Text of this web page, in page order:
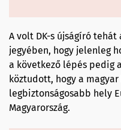
A volt DK-s újságíró
jegyében, hogy jelenleg
a következő lépés pedig
köztudott, hogy a
legbiztonságosabb hely
Magyarország.